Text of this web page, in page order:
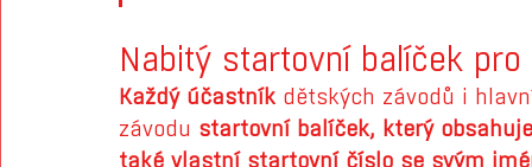
Nabitý startovní balíček
Každý účastník dětských závodů i
závodu startovní balíček, který
také vlastní startovní číslo se svým